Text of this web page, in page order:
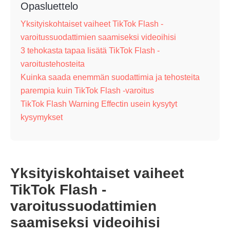
Opasluettelo
Yksityiskohtaiset vaiheet TikTok Flash -
varoitussuodattimien saamiseksi videoihisi
3 tehokasta tapaa lisätä TikTok Flash -
varoitustehosteita
Kuinka saada enemmän suodattimia ja tehosteita
parempia kuin TikTok Flash -varoitus
TikTok Flash Warning Effectin usein kysytyt
kysymykset
Yksityiskohtaiset vaiheet
TikTok Flash -
varoitussuodattimien
saamiseksi videoihisi